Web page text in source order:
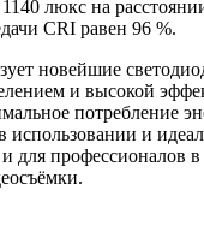
1140 люкс на
CRI равен 96 %.
новейшие
и высокой
потребление
использовании и
для профессионалов в